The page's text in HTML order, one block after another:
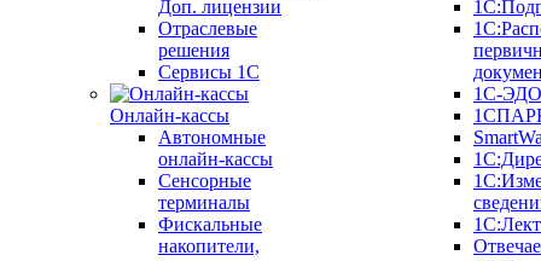
Доп. лицензии
Отраслевые
решения
Сервисы 1С
Онлайн-кассы
Автономные
онлайн-кассы
Сенсорные
терминалы
Фискальные
накопители,
1С-ЭДО